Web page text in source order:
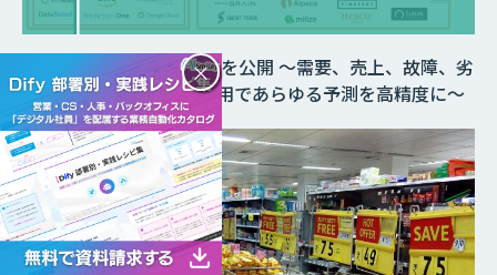
予測AIカオスマップ2020を公開 ～需要、売上、故障、劣
化、効果、株価などAI活用であらゆる予測を高精度に～
×